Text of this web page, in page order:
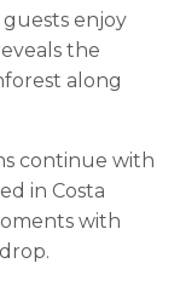
enjoy
the
along
continue with
in Costa
with